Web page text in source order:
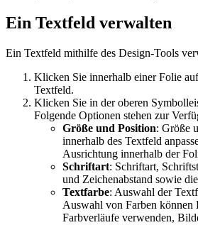
Ein Textfeld verwalten
Ein Textfeld mithilfe des Design-Tools
Klicken Sie innerhalb einer Folie
Textfeld.
Klicken Sie in der oberen
Folgende Optionen stehen zur
Größe und Position: Größe
innerhalb des Textfeld
Ausrichtung innerhalb der
Schriftart: Schriftart,
und Zeichenabstand sowie
Textfarbe: Auswahl der
Auswahl von Farben können
Farbverläufe verwenden,